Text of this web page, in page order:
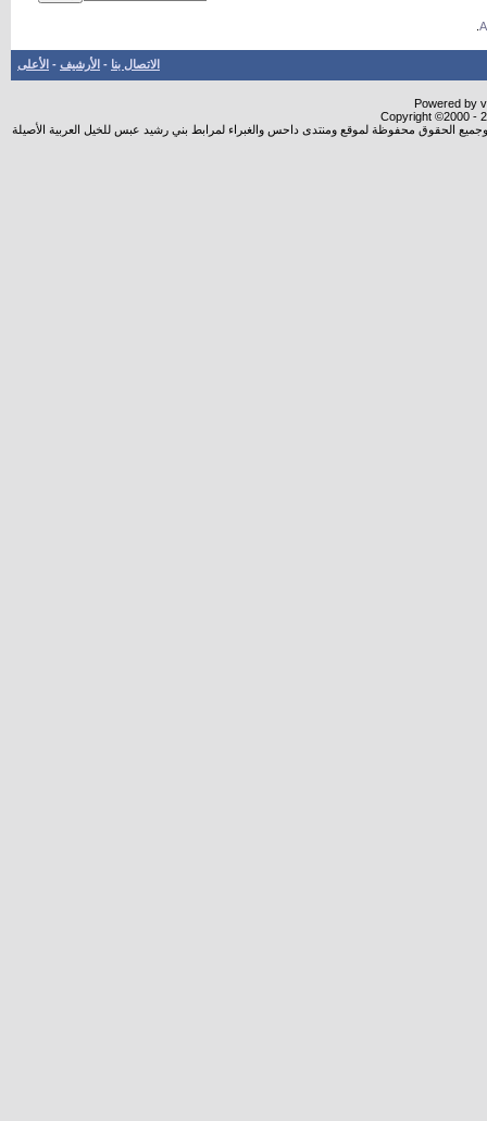
الاتصال بنا - الأرشيف - الأعلى
Powered by
Copyright ©2000 -
الحقوق محفوظة لموقع ومنتدى داحس والغبراء لمرابط بني رشيد عبس للخيل العربية الأصيلة